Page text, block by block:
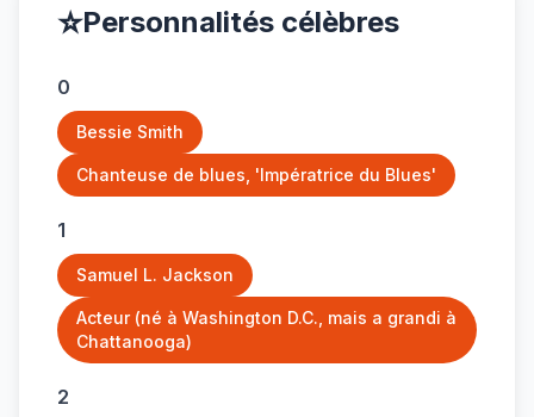
⭐Personnalités célèbres
0
Bessie Smith
Chanteuse de blues, 'Impératrice du Blues'
1
Samuel L. Jackson
Acteur (né à Washington D.C., mais a grandi à
Chattanooga)
2